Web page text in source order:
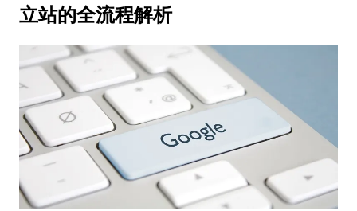
e
b
o
o
k
e
dI
n
s
A
p
p
er
立站的全流程解析